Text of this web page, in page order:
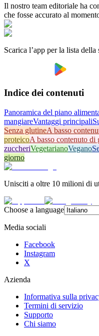
Il nostro team editoriale ha
che fosse accurato al
Scarica l’app per la lista
Indice dei contenuti
Panoramica del piano
mangiareVantaggi principali
Senza glutineA basso
proteicoA basso contenuto di
zuccheriVegetarianoVegano
giorno
Unisciti a oltre 10 milioni di
Choose a language
Media sociali
Facebook
Instagram
X
Azienda
Informativa sulla
Termini di servizio
Supporto
Chi siamo